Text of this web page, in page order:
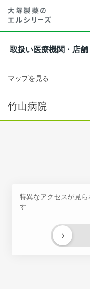
取扱い医療機関・店舗
マップを見る
竹山病院
特異なアクセスが見
す
›